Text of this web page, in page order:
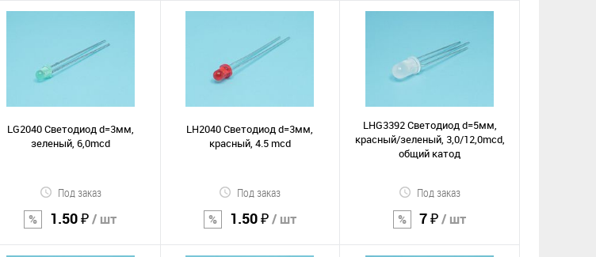
В корзину
Сравнение
В корзину
Сравнение
В корзину
Сравнение
LG2040 Светодиод d=3мм,
зеленый, 6,0mcd
Под заказ
1.50 ₽/ шт
LH2040 Светодиод d=3мм,
красный, 4.5 mcd
Под заказ
1.50 ₽/ шт
LHG3392 Светодиод d=5мм,
красный/зеленый, 3,0/12,0mcd,
общий катод
Под заказ
7 ₽/ шт